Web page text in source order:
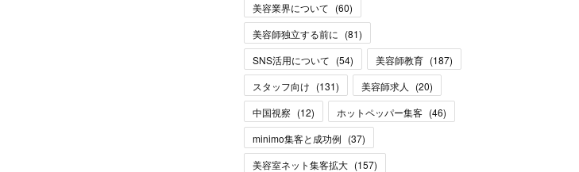
美容業界について (60)
美容師独立する前に (81)
SNS活用について (54) 美容師教育 (187)
スタッフ向け (131) 美容師求人 (20)
中国視察 (12) ホットペッパー集客 (46)
minimo集客と成功例 (37)
美容室ネット集客拡大 (157)